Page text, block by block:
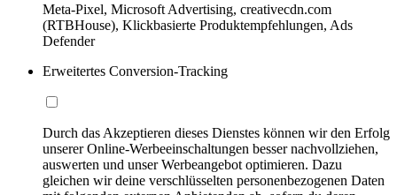
Meta-Pixel, Microsoft Advertising, creativecdn.com
(RTBHouse), Klickbasierte Produktempfehlungen, Ads
Defender
Erweitertes Conversion-Tracking
Durch das Akzeptieren dieses Dienstes können wir den Erfolg
unserer Online-Werbeeinschaltungen besser nachvollziehen,
auswerten und unser Werbeangebot optimieren. Dazu
gleichen wir deine verschlüsselten personenbezogenen Daten